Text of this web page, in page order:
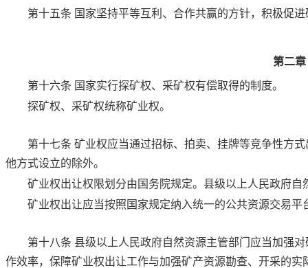
第十五条 国家坚持平等互利、合作共赢的方针，积极促
第二
第十六条 国家实行探矿权、采矿权有偿取得的制度。
探矿权、采矿权统称矿业权。
第十七条 矿业权应当通过招标、拍卖、挂牌等竞争性方
他方式设立的除外。
矿业权出让权限划分由国务院规定。县级以上人民政府
矿业权出让应当按照国家规定纳入统一的公共资源交易平
第十八条 县级以上人民政府自然资源主管部门应当加强
作效率，保障矿业权出让工作与加强矿产资源勘查、开采的